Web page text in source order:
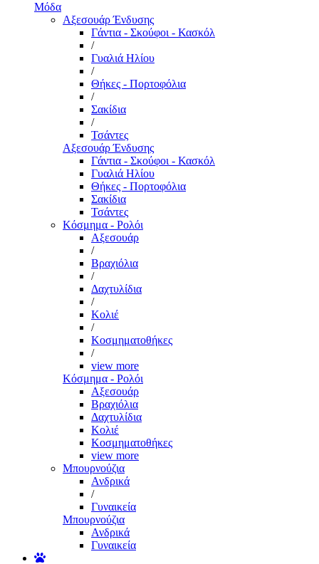
Μόδα
Αξεσουάρ Ένδυσης
Γάντια - Σκούφοι - Κασκόλ
/
Γυαλιά Ηλίου
/
Θήκες - Πορτοφόλια
/
Σακίδια
/
Τσάντες
Αξεσουάρ Ένδυσης
Γάντια - Σκούφοι - Κασκόλ
Γυαλιά Ηλίου
Θήκες - Πορτοφόλια
Σακίδια
Τσάντες
Κόσμημα - Ρολόι
Αξεσουάρ
/
Βραχιόλια
/
Δαχτυλίδια
/
Κολιέ
/
Κοσμηματοθήκες
/
view more
Κόσμημα - Ρολόι
Αξεσουάρ
Βραχιόλια
Δαχτυλίδια
Κολιέ
Κοσμηματοθήκες
view more
Μπουρνούζια
Ανδρικά
/
Γυναικεία
Μπουρνούζια
Ανδρικά
Γυναικεία